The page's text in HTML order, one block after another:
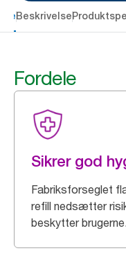
Beskrivelse
Fordele
Sikrer god
Fabriksforseglet
refill nedsætter
beskytter